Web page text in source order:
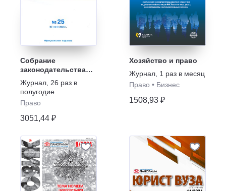
Собрание
законодательства
Российской
Федерации
Журнал 26 раз в
полугодие
Право
3051,44 ₽
Хозяйство и право
Журнал 1 раз в месяц
Право • Бизнес
1508,93 ₽